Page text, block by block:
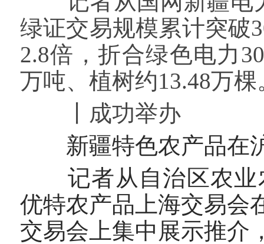
绿证交易规模累计突破
2.8倍，折合绿色电力
万吨、植树约13.48万棵
成功举办
新疆特色农产品在
记者从自治区农业
优特农产品上海交易会
交易会上集中展示推介